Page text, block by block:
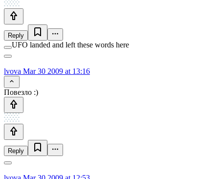
Reply
UFO landed and left these words here
lvova Mar 30 2009 at 13:16
Повезло :)
Reply